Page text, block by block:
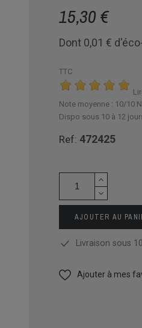
15,30 €
Dont 0,01 €
TTC
Note moyenne : 10/10
Dispo sous 10 à 12
Ref: 472425
AJOUTER AU
Livraison sous
Ajouter à mes